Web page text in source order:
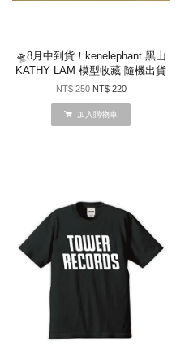
🛸8月中到貨！kenelephant 黑山
KATHY LAM 模型收藏 隨機出貨
NT$ 250NT$ 220
加入購物車